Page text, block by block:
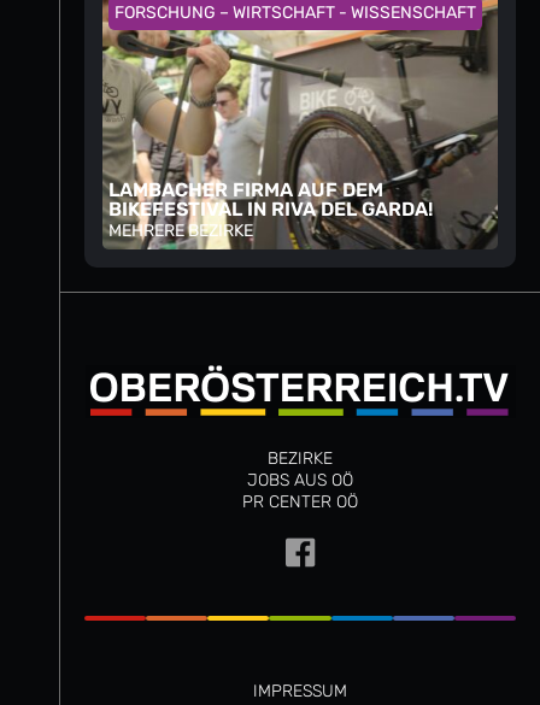
FORSCHUNG – WIRTSCHAFT - WISSENSCHAFT
LAMBACHER FIRMA AUF DEM
BIKEFESTIVAL IN RIVA DEL GARDA!
MEHRERE BEZIRKE
BEZIRKE
JOBS AUS OÖ
PR CENTER OÖ
IMPRESSUM